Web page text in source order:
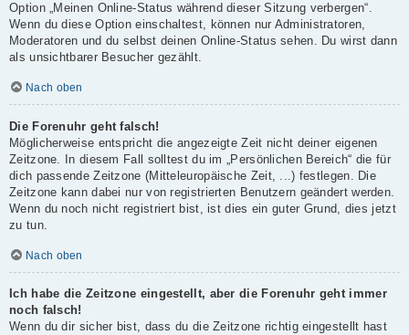
Option „Meinen Online-Status während dieser Sitzung verbergen“.
Wenn du diese Option einschaltest, können nur Administratoren,
Moderatoren und du selbst deinen Online-Status sehen. Du wirst dann
als unsichtbarer Besucher gezählt.
Nach oben
Die Forenuhr geht falsch!
Möglicherweise entspricht die angezeigte Zeit nicht deiner eigenen
Zeitzone. In diesem Fall solltest du im „Persönlichen Bereich“ die für
dich passende Zeitzone (Mitteleuropäische Zeit, ...) festlegen. Die
Zeitzone kann dabei nur von registrierten Benutzern geändert werden.
Wenn du noch nicht registriert bist, ist dies ein guter Grund, dies jetzt
zu tun.
Nach oben
Ich habe die Zeitzone eingestellt, aber die Forenuhr geht immer
noch falsch!
Wenn du dir sicher bist, dass du die Zeitzone richtig eingestellt hast